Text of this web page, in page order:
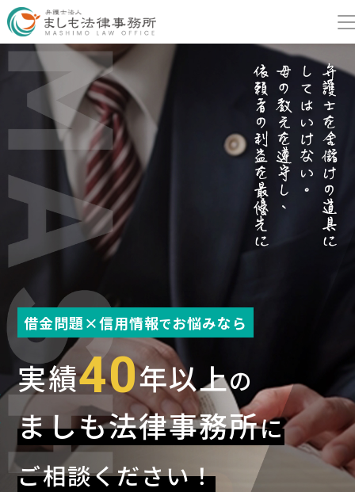
借金問題×信用情報でお悩みなら
実績40年以上の
ましも法律事務所に
ご相談ください！
借金問題×信用情報でお悩みなら
実績40年以上の
ましも法律事務所に
ご相談ください！
借金問題×信用情報でお悩みなら
実績40年以上の
ましも法律事務所に
ご相談ください！